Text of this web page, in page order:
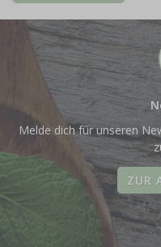
Melde dich für unseren
ZUR